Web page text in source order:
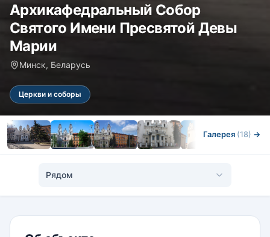
Архикафедральный Собор
Святого Имени Пресвятой Девы
Марии
Минск, Беларусь
Церкви и соборы
Галерея (18) →
Рядом